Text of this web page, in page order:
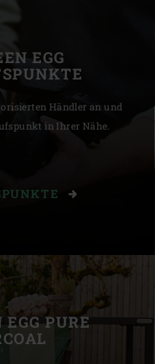
EGG
Händler an und
in Ihrer Nähe.
EGG PURE